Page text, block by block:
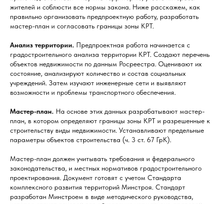
жителей и соблюсти все нормы закона. Ниже расскажем, как
правильно организовать предпроектную работу, разработать
мастер-план и согласовать границы зоны КРТ.
Анализ территории. Предпроектная работа начинается с
градостроительного анализа территории КРТ. Создают перечень
объектов недвижимости по данным Росреестра. Оценивают их
состояние, анализируют количество и состав социальных
учреждений. Затем изучают инженерные сети и выявляют
возможности и проблемы транспортного обеспечения.
Мастер-план. На основе этих данных разрабатывают мастер-
план, в котором определяют границы зоны КРТ и разрешенные к
строительству виды недвижимости. Устанавливают предельные
параметры объектов строительства (ч. 3 ст. 67 ГрК).
Мастер-план должен учитывать требования и федерального
законодательства, и местных нормативов градостроительного
проектирования. Документ готовят с учетом Стандарта
комплексного развития территорий Минстроя. Стандарт
разработан Минстроем в виде методического руководства,